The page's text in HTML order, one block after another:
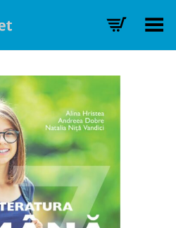
Toggle Menu